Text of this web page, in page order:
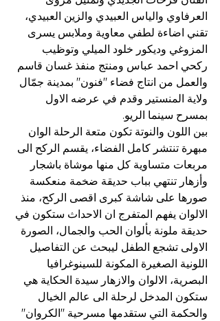
العرفاوي والياس العبيدي والزين العبيدي،
تقني اضاءة لطفي معاوية وملابس يسرى
المزوغي وديكور خلود الميلي وتوظيب
ركحي احمد عباس ومنتج منفذ غسان قاسم
والعمل من انتاج فضاء "فنون" بمدينة جمّال
ولاية المنستير وقدم في عرضه الاول
بمسرح سينما الريو.
بين اللون والنوتة تكون متعة الرحلة الوان
مبهرة تنتشر كامل الفضاء، يقسم الركح الى
مربعات متساوية كل منها موشاة باشجار
وأزهار تنتهي بباب حديقة ضخمة منعكسة
صورها على شاشة كبرى اقصى الركح، منذ
الالوان يفهم المتفرج ان الاحداث ستكون في
حديقة ملونة بألوان الحب والجمال، الصورة
الاولى تشجع الطفل ليبحث عن التفاصيل
اللونية الصغيرة المكونة للسينوغرافيا
البصرية، الالوان والازهار سيدة الحكاية هي
ستكون المدخل لرحلة الى عالم الخيال
والحكمة التي ستقدمها مسرحية "الكروان"